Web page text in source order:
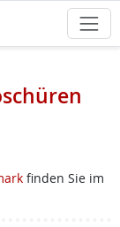
finden Sie im